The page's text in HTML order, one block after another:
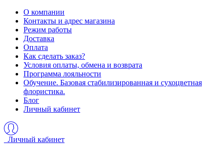
О компании
Контакты и адрес магазина
Режим работы
Доставка
Оплата
Как сделать заказ?
Условия оплаты, обмена и возврата
Программа лояльности
Обучение. Базовая стабилизированная и сухоцветная
флористика.
Блог
Личный кабинет
Личный кабинет